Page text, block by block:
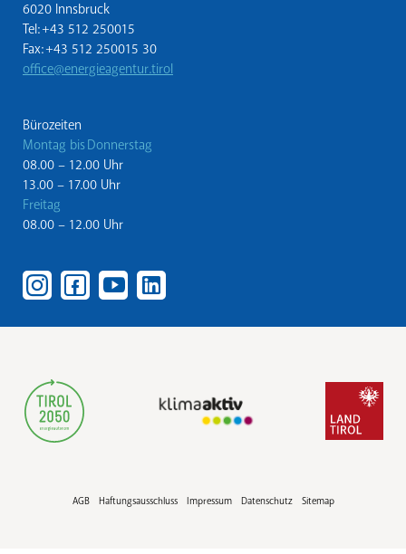
6020 Innsbruck
Tel: +43 512 250015
Fax: +43 512 250015 30
office@energieagentur.tirol
Bürozeiten
Montag bis Donnerstag
08.00 – 12.00 Uhr
13.00 – 17.00 Uhr
Freitag
08.00 – 12.00 Uhr
AGB Haftungsausschluss Impressum Datenschutz Sitemap